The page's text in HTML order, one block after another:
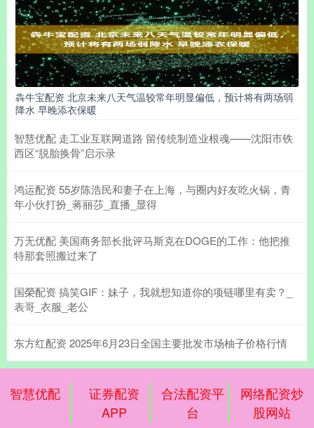
犇牛宝配资 北京未来八天气温较常年明显偏低，预计将有两场弱
降水 早晚添衣保暖
智慧优配 走工业互联网道路 留传统制造业根魂——沈阳市铁
西区“脱胎换骨”启示录
鸿运配资 55岁陈浩民和妻子在上海，与圈内好友吃火锅，青
年小伙打扮_蒋丽莎_直播_显得
万无优配 美国商务部长批评马斯克在DOGE的工作：他把推
特那套照搬过来了
国榮配资 搞笑GIF：妹子，我就想知道你的项链哪里有卖？_
表哥_衣服_老公
东方红配资 2025年6月23日全国主要批发市场柚子价格行情
智慧优配
证券配资
APP
合法配资平
台
网络配资炒
股网站